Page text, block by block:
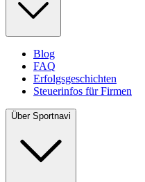
Blog
FAQ
Erfolgsgeschichten
Steuerinfos für Firmen
Über Sportnavi